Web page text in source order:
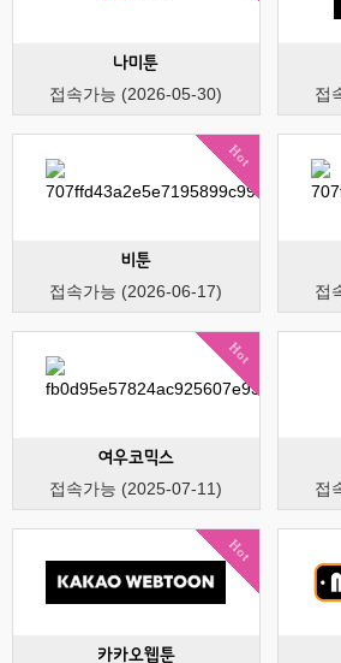
나미툰
접속가능 (2026-05-30)
접
Hot
비툰
접속가능 (2026-06-17)
접
Hot
여우코믹스
접속가능 (2025-07-11)
접
Hot
카카오웹툰